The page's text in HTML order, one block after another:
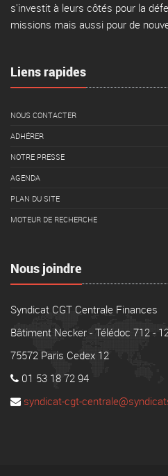
s'investit à leurs côtés pour la
missions mais aussi pour de
Liens rapides
NOUS CONTACTER
ADHÉRER
NOTRE PRESSE
AGENDA
PLAN DU SITE
MOTEUR DE RECHERCHE
Nous joindre
Syndicat CGT Centrale Finances
Bâtiment Necker - Télédoc 712 -
75572 Paris Cedex 12
01 53 18 72 94
syndicat-cgt-